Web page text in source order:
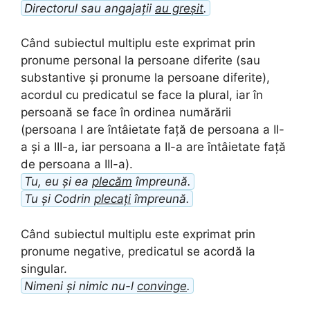
Directorul sau angajații au greșit.
Când subiectul multiplu este exprimat prin
pronume personal la persoane diferite (sau
substantive și pronume la persoane diferite),
acordul cu predicatul se face la plural, iar în
persoană se face în ordinea numărării
(persoana I are întâietate față de persoana a II-
a și a III-a, iar persoana a II-a are întâietate față
de persoana a III-a).
Tu, eu și ea plecăm împreună.
Tu și Codrin plecați împreună.
Când subiectul multiplu este exprimat prin
pronume negative, predicatul se acordă la
singular.
Nimeni și nimic nu-l convinge.